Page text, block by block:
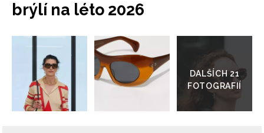
brýlí na léto 2026
do
galerie